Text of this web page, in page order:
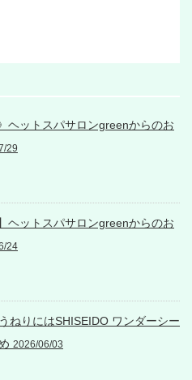
ヘットスパサロンgreenからのお
29
ヘットスパサロンgreenからのお
24
ねりにはSHISEIDO ワンダーシー
2026/06/03